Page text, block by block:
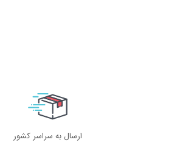
ارسال به سراسر کشور